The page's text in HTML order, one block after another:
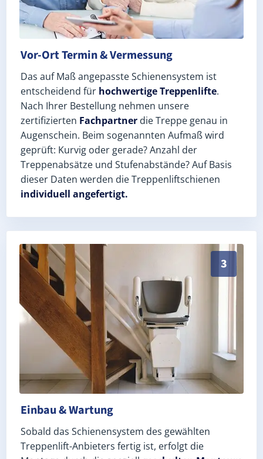
Vor-Ort Termin & Vermessung
Das auf Maß angepasste Schienensystem ist
entscheidend für hochwertige Treppenlifte.
Nach Ihrer Bestellung nehmen unsere
zertifizierten Fachpartner die Treppe genau in
Augenschein. Beim sogenannten Aufmaß wird
geprüft: Kurvig oder gerade? Anzahl der
Treppenabsätze und Stufenabstände? Auf Basis
dieser Daten werden die Treppenliftschienen
individuell angefertigt.
3
Schneller, sauberer Einbau durch zertifizierte
Einbau & Wartung
Sobald das Schienensystem des gewählten
Treppenlift-Anbieters fertig ist, erfolgt die